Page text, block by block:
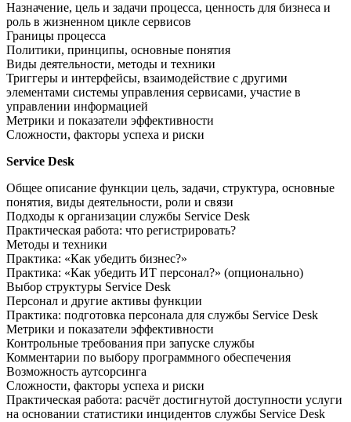
Назначение, цель и задачи процесса, ценность для бизнеса и
роль в жизненном цикле сервисов
Границы процесса
Политики, принципы, основные понятия
Виды деятельности, методы и техники
Триггеры и интерфейсы, взаимодействие с другими
элементами системы управления сервисами, участие в
управлении информацией
Метрики и показатели эффективности
Сложности, факторы успеха и риски
Service Desk
Общее описание функции цель, задачи, структура, основные
понятия, виды деятельности, роли и связи
Подходы к организации службы Service Desk
Практическая работа: что регистрировать?
Методы и техники
Практика: «Как убедить бизнес?»
Практика: «Как убедить ИТ персонал?» (опционально)
Выбор структуры Service Desk
Персонал и другие активы функции
Практика: подготовка персонала для службы Service Desk
Метрики и показатели эффективности
Контрольные требования при запуске службы
Комментарии по выбору программного обеспечения
Возможность аутсорсинга
Сложности, факторы успеха и риски
Практическая работа: расчёт достигнутой доступности услуги
на основании статистики инцидентов службы Service Desk